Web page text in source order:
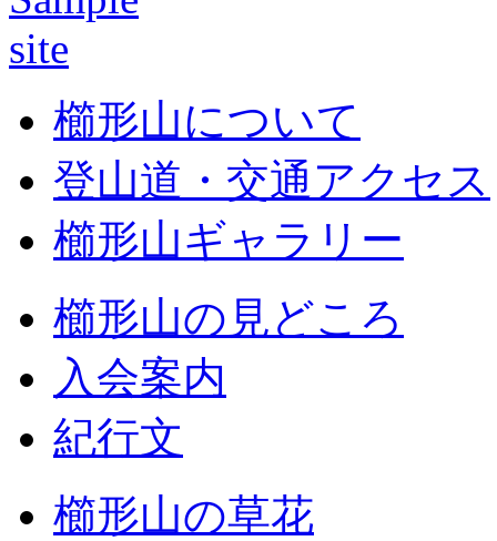
櫛形山について
登山道・交通アクセス
櫛形山ギャラリー
櫛形山の見どころ
入会案内
紀行文
櫛形山の草花